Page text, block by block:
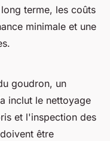
terme, les coûts
minimale et une
goudron, un
inclut le nettoyage
et l'inspection des
être